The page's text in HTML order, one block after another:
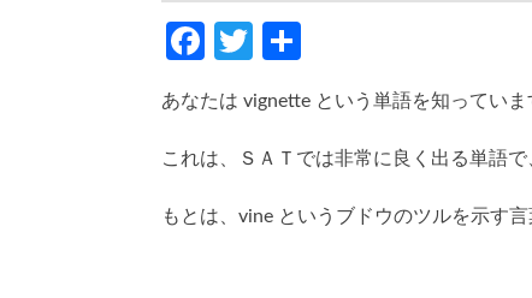
Facebook
Twitter
あなたは vignette という単語を知っていま
これは、ＳＡＴでは非常に良く出る単語
もとは、vine というブドウのツルを示す言